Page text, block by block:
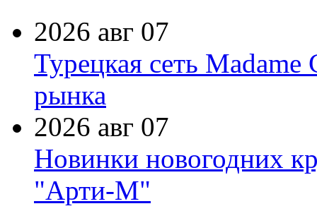
2026 авг 07
Турецкая сеть Madame
рынка
2026 авг 07
Новинки новогодних
"Арти-М"